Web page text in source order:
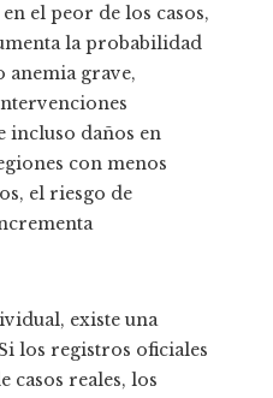
el peor de los casos,
la probabilidad
anemia grave,
incluso daños en
con menos
el riesgo de
existe una
los registros oficiales
casos reales, los